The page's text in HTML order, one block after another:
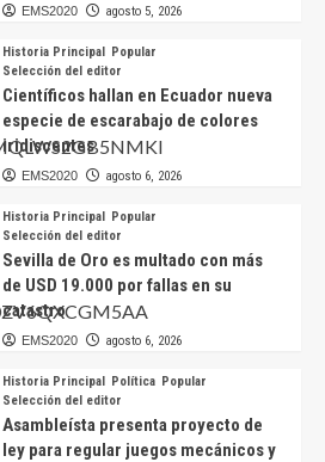
EMS2020 agosto 5, 2026
Historia Principal Popular
Selección del editor
Científicos hallan en Ecuador nueva
especie de escarabajo de colores
iridiscentes
EMS2020 agosto 6, 2026
Historia Principal Popular
Selección del editor
Sevilla de Oro es multado con más
de USD 19.000 por fallas en su
catastro
EMS2020 agosto 6, 2026
Historia Principal Política Popular
Selección del editor
Asambleísta presenta proyecto de
ley para regular juegos mecánicos y